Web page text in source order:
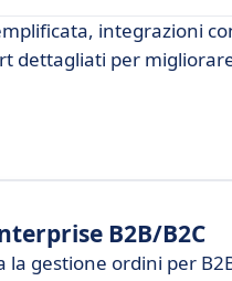
integrazioni
dettagliati per
B2B/B2C
la gestione ordini per